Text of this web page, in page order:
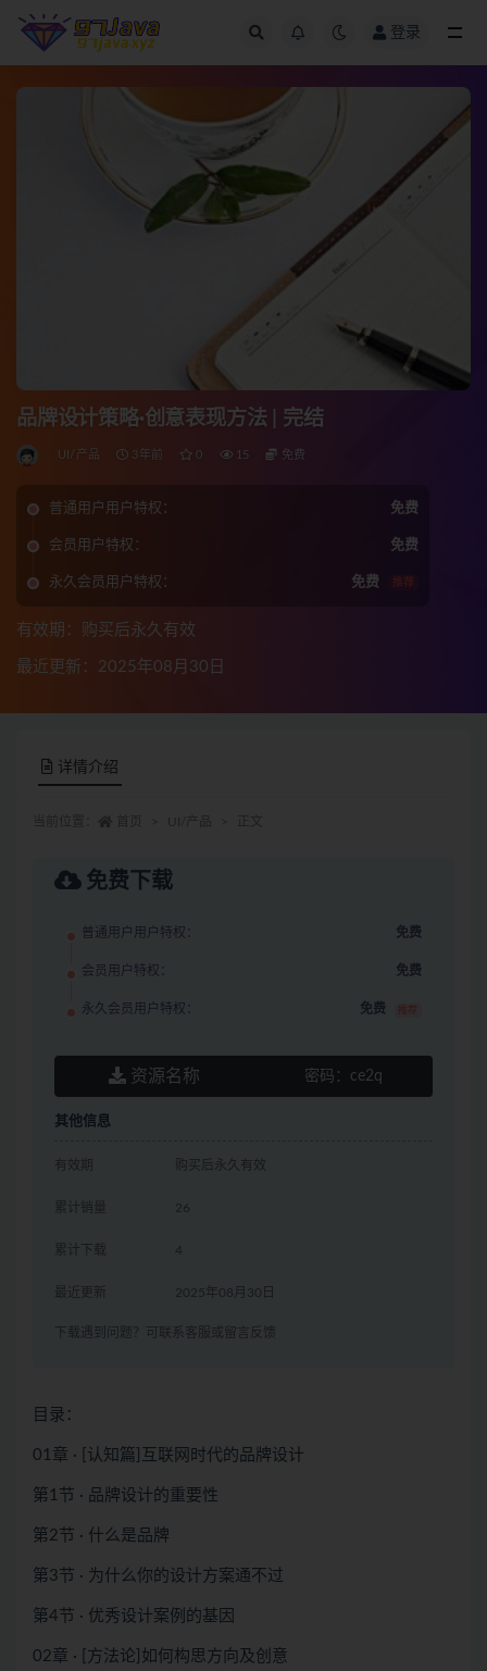
登录
品牌设计策略·创意表现方法 | 完结
UI/产品 3年前 0 15 免费
普通用户用户特权： 免费
会员用户特权： 免费
永久会员用户特权： 免费 推荐
有效期：购买后永久有效
最近更新：2025年08月30日
详情介绍
免费下载
普通用户用户特权： 免费
会员用户特权： 免费
永久会员用户特权： 免费 推荐
资源名称 密码： ce2q
其他信息
有效期 购买后永久有效
累计销量 26
累计下载 4
最近更新 2025年08月30日
下载遇到问题？可联系客服或留言反馈
目录：
01章 · [认知篇]互联网时代的品牌设计
第1节 · 品牌设计的重要性
第2节 · 什么是品牌
第3节 · 为什么你的设计方案通不过
第4节 · 优秀设计案例的基因
02章 · [方法论]如何构思方向及创意